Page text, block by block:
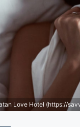
Love Hotel (https://